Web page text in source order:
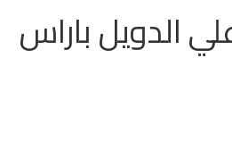
الدويل باراس